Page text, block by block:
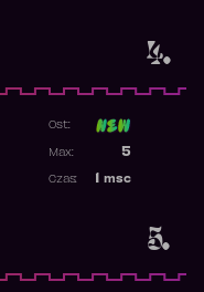
4.
5.
Ost:
5
Max:
msc
Czas: